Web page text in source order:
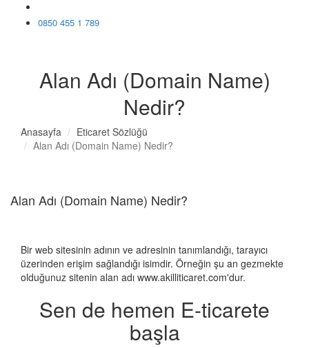
0850 455 1 789
Alan Adı (Domain Name)
Nedir?
Anasayfa
Eticaret Sözlüğü
Alan Adı (Domain Name) Nedir?
Alan Adı (Domain Name) Nedir?
Bir web sitesinin adının ve adresinin tanımlandığı, tarayıcı
üzerinden erişim sağlandığı isimdir. Örneğin şu an gezmekte
olduğunuz sitenin alan adı www.akilliticaret.com'dur.
Sen de hemen E-ticarete
başla